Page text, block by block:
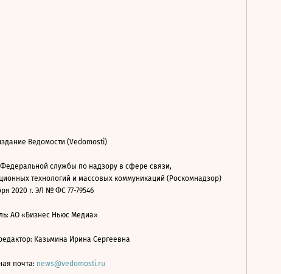
Ведомости (Vedomosti)
службы по надзору в сфере связи,
технологий и массовых коммуникаций (Роскомнадзор)
2020 г. ЭЛ № ФС 77-79546
АО «Бизнес Ньюс Медиа»
Казьмина Ирина Сергеевна
почта: news@vedomosti.ru